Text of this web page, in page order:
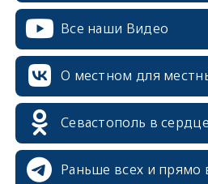
Все наши Видео
О местном для
Севастополь в сердце
Раньше всех и прямо